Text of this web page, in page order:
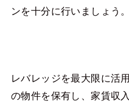
ンを十分に行いましょう。
レバレッジを最大限に活
の物件を保有し、家賃収